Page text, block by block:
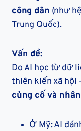
công dân (như
Trung Quốc).
Vấn đề:
Do AI học từ dữ
thiên kiến xã hội
củng cố và
Ở Mỹ: AI